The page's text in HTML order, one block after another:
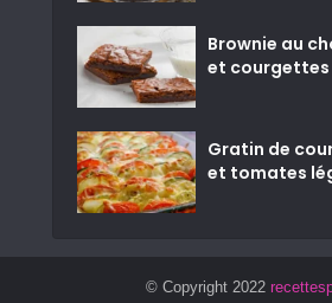
Brownie au
et courgettes
Gratin de
et tomates
© Copyright 2022